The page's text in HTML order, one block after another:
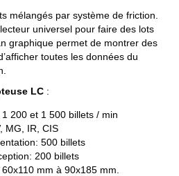
mélangés par système de friction.
universel pour faire des lots
graphique permet de montrer des
toutes les données du
LC :
200 et 1 500 billets / min
MG, IR, CIS
500 billets
200 billets
mm à 90x185 mm.